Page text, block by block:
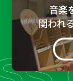
音楽
関われ